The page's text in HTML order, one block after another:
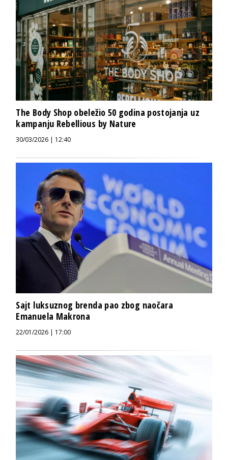
The Body Shop obeležio 50 godina postojanja uz
kampanju Rebellious by Nature
30/03/2026 | 12:40
Sajt luksuznog brenda pao zbog naočara
Emanuela Makrona
22/01/2026 | 17:00